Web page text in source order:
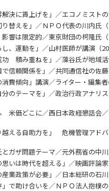
決に賃上げを」／エコノミスト
替えを」／ＮＰＯ代表の川内氏
響は限定的／東京財団の柯隆氏
、運動を」／山村医師が講演（
積み重ねを」／藻谷氏が地域
信頼関係を」／共同通信社の佐
費傾向」講演／ライター・編集
のテーマを」／政治行政アナリ
価どこに／西日本政経懇話会／
える自助力を」 危機管理アド
ガザ問題テーマ／元外務省の中
いは時代を超える」／映画評論
業政策が必要」／日本総研の石
で助け合いを／ＮＰＯ法人抱樸